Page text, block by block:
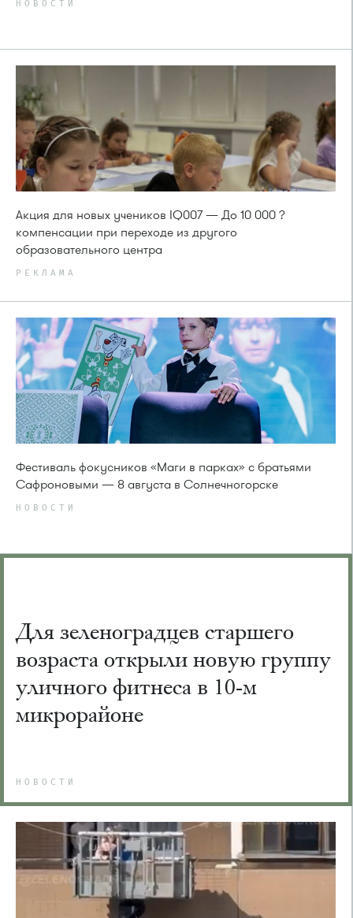
НОВОСТИ
Акция для новых учеников IQ007 — До 10 000 ?
компенсации при переходе из другого
образовательного центра
РЕКЛАМА
Фестиваль фокусников «Маги в парках» с братьями
Сафроновыми — 8 августа в Солнечногорске
НОВОСТИ
Для зеленоградцев старшего
возраста открыли новую группу
уличного фитнеса в 10-м
микрорайоне
НОВОСТИ